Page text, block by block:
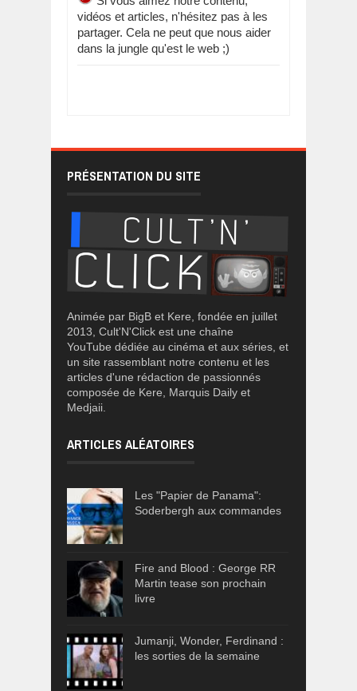
vidéos et articles, n'hésitez pas à les
partager. Cela ne peut que nous aider
dans la jungle qu'est le web ;)
PRÉSENTATION DU SITE
Animée par BigB et Kere, fondée en juillet
2013, Cult'N'Click est une chaîne
YouTube dédiée au cinéma et aux séries, et
un site rassemblant notre contenu et les
articles d'une rédaction de passionnés
composée de Kere, Marquis Daily et
Medjaii.
ARTICLES ALÉATOIRES
Les "Papier de Panama":
Soderbergh aux commandes
Fire and Blood : George RR
Martin tease son prochain
livre
Jumanji, Wonder, Ferdinand :
les sorties de la semaine